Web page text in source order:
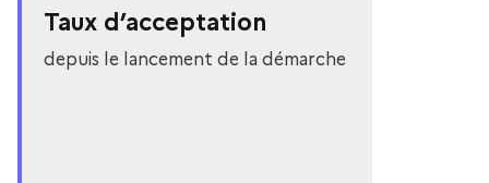
Taux d’acceptation
depuis le lancement de la démarche